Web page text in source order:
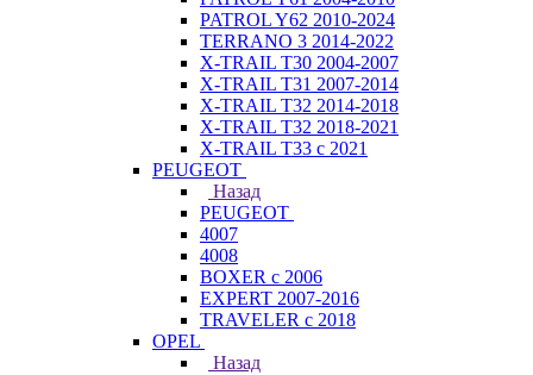
PATROL Y62 2010-2024
TERRANO 3 2014-2022
X-TRAIL T30 2004-2007
X-TRAIL T31 2007-2014
X-TRAIL T32 2014-2018
X-TRAIL T32 2018-2021
X-TRAIL T33 с 2021
PEUGEOT
Назад
PEUGEOT
4007
4008
BOXER с 2006
EXPERT 2007-2016
TRAVELER с 2018
OPEL
Назад